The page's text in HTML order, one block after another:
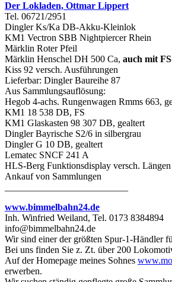
Der Lokladen, Ottmar Lippert
Tel. 06721/2951
Dingler Ks/Ka DB-Akku-Kleinlok
KM1 Vectron SBB Nightpiercer Rhein
Märklin Roter Pfeil
Märklin Henschel DH 500 Ca, auch mit
Kiss 92 versch. Ausführungen
Lieferbar: Dingler Baureihe 87
Aus Sammlungsauflösung:
Hegob 4-achs. Rungenwagen Rmms 663,
KM1 18 538 DB, FS
KM1 Glaskasten 98 307 DB, gealtert
Dingler Bayrische S2/6 in silbergrau
Dingler G 10 DB, gealtert
Lematec SNCF 241 A
HLS-Berg Funktionsdisplay versch. Längen
Ankauf von Sammlungen
www.bimmelbahn24.de
Inh. Winfried Weiland, Tel. 0173 8384894
info@bimmelbahn24.de
Wir sind einer der größten Spur-1-Händler
Bei uns finden Sie z. Zt. über 200
Auf der Homepage meines Sohnes
erwerben.